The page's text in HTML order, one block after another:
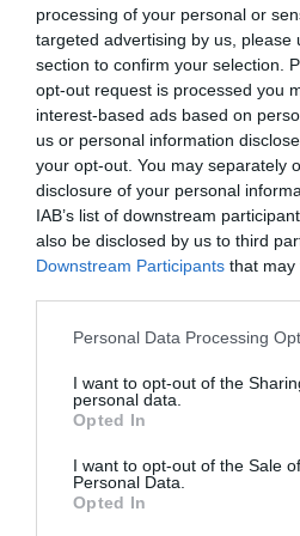
processing of your personal or
targeted advertising by us, please
section to confirm your selection.
opt-out request is processed you
interest-based ads based on
us or personal information
your opt-out. You may separately
disclosure of your personal
IAB’s list of downstream
also be disclosed by us to third
Downstream Participants that may
Please note that this website/app
not limited to your visit or usage
grant or deny consent to Google
use your data for below specified
consent section.
Personal Data Processing
I want to opt-out of the
personal data.
Opted In
I want to opt-out of the Sale
Personal Data.
Opted In
HÚSZ ÉVES BIZTONSÁGI
EL EZEKEN A
írtaPolisor
Az új 3D-s szkennerek
Teesside Airport és a
eltörölte a repülés előtti
alkalmazott, folyadékokra és
kézipoggyászból való